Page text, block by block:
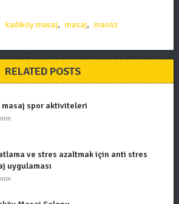
kadıköy masaj, masaj, masöz
RELATED POSTS
masaj spor aktiviteleri
ve stres azaltmak için anti stres
uygulaması